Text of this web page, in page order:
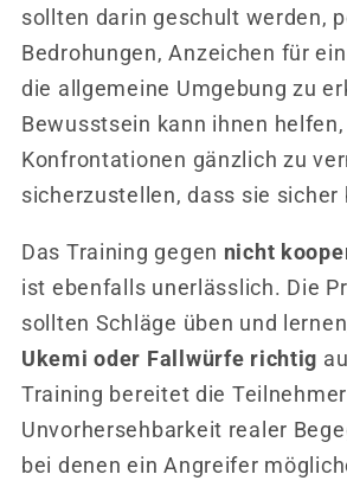
sollten darin geschult werden,
Bedrohungen, Anzeichen für
die allgemeine Umgebung zu
Bewusstsein kann ihnen helfen,
Konfrontationen gänzlich zu
sicherzustellen, dass sie sicher
Das Training gegen nicht
ist ebenfalls unerlässlich. Die
sollten Schläge üben und
Ukemi oder Fallwürfe richtig
Training bereitet die
Unvorhersehbarkeit realer
bei denen ein Angreifer